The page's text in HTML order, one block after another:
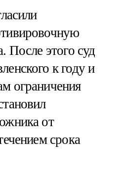
После этого суд
к году и
ограничения
от
срока